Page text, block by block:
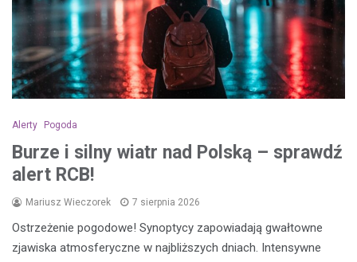
Alerty Pogoda
Burze i silny wiatr nad Polską – sprawdź
alert RCB!
Mariusz Wieczorek 7 sierpnia 2026
Ostrzeżenie pogodowe! Synoptycy zapowiadają gwałtowne
zjawiska atmosferyczne w najbliższych dniach. Intensywne